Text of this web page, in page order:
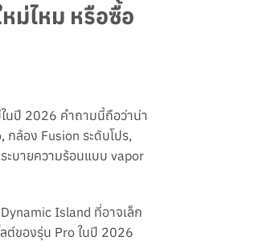
ม่ไหม หรือซื้อ
นปี 2026 คำถามนี้ถือว่าน่า
ล้อง Fusion ระดับโปร,
ะบายความร้อนแบบ vapor
Island ที่อาจเล็ก
ต์ของรุ่น Pro ในปี 2026